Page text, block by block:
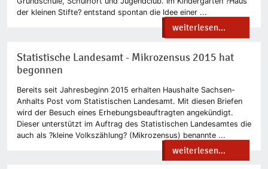
der kleinen Stifte? entstand spontan die Idee einer ...
weiterlesen...
Statistische Landesamt - Mikrozensus 2015 hat
begonnen
Bereits seit Jahresbeginn 2015 erhalten Haushalte Sachsen-
Anhalts Post vom Statistischen Landesamt. Mit diesen Briefen
wird der Besuch eines Erhebungsbeauftragten angekündigt.
Dieser unterstützt im Auftrag des Statistischen Landesamtes die
auch als ?kleine Volkszählung? (Mikrozensus) benannte ...
weiterlesen...